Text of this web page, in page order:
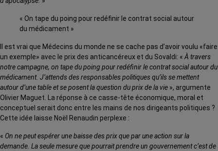
« On tape du poing pour redéfinir le contrat social autour
du médicament »
Il est vrai que Médecins du monde ne se cache pas d’avoir voulu «faire
un exemple» avec le prix des anticancéreux et du Sovaldi: «À travers
notre campagne, on tape du poing pour redéfinir le contrat social autour du
médicament. J’attends des responsables politiques qu’ils se mettent
autour d’une table et se posent la question du prix de la vie », argumente
Olivier Maguet. La réponse à ce casse-tête économique, moral et
conceptuel serait donc entre les mains de nos dirigeants politiques ?
Cette idée laisse Noël Renaudin perplexe :
« On ne peut espérer une baisse des prix que par une action sur la
demande. La seule mesure que pourrait prendre un gouvernement c’est de